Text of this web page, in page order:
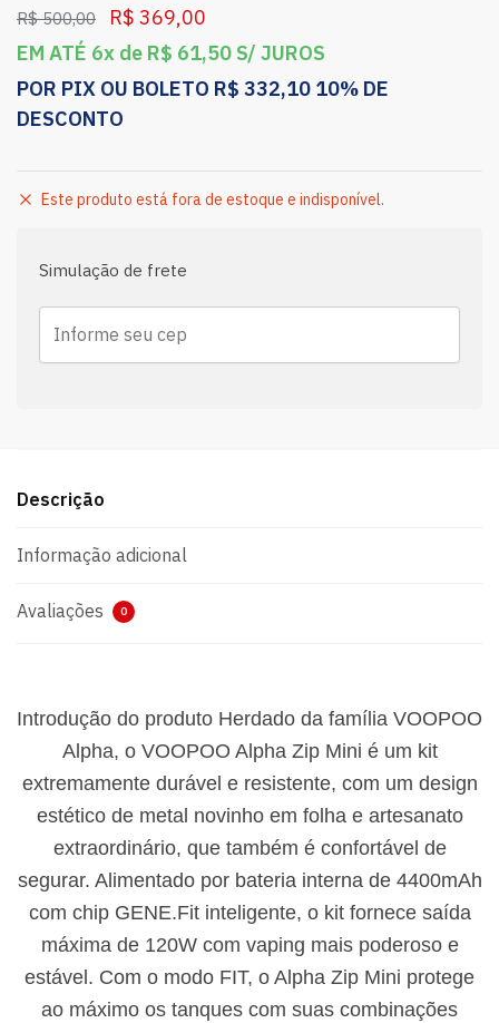
R$500,00 R$ 369,00
EM ATÉ 6x de R$ 61,50 S/ JUROS
POR PIX OU BOLETO R$ 332,10 10% DE
DESCONTO
Este produto está fora de estoque e indisponível.
Simulação de frete
Descrição
Informação adicional
Avaliações 0
Introdução do produto Herdado da família VOOPOO
Alpha, o VOOPOO Alpha Zip Mini é um kit
extremamente durável e resistente, com um design
estético de metal novinho em folha e artesanato
extraordinário, que também é confortável de
segurar. Alimentado por bateria interna de 4400mAh
com chip GENE.Fit inteligente, o kit fornece saída
máxima de 120W com vaping mais poderoso e
estável. Com o modo FIT, o Alpha Zip Mini protege
ao máximo os tanques com suas combinações